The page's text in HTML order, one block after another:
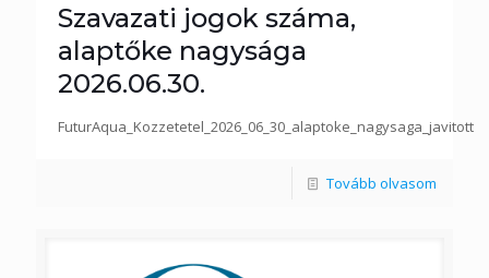
Szavazati jogok száma,
alaptőke nagysága
2026.06.30.
FuturAqua_Kozzetetel_2026_06_30_alaptoke_nagysaga_javitott
Tovább olvasom